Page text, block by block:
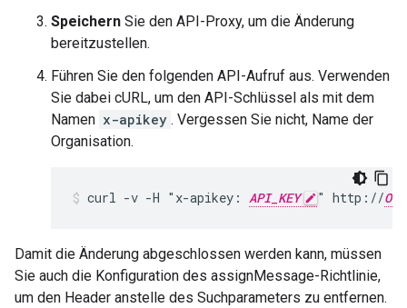
Speichern Sie den API-Proxy, um die Änderung
bereitzustellen.
Führen Sie den folgenden API-Aufruf aus. Verwenden
Sie dabei cURL, um den API-Schlüssel als mit dem
Namen x-apikey . Vergessen Sie nicht, Name der
Organisation.
curl -v -H "x-apikey: API_KEY " http://
Damit die Änderung abgeschlossen werden kann, müssen
Sie auch die Konfiguration des assignMessage-Richtlinie,
um den Header anstelle des Suchparameters zu entfernen.